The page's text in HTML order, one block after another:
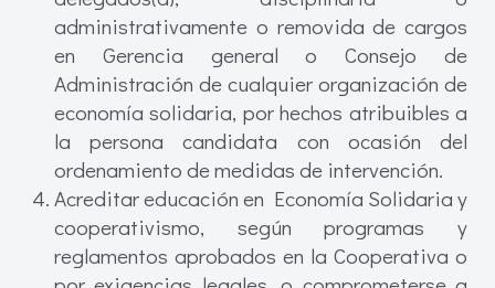
administrativamente o removida de cargos
en Gerencia general o Consejo de
Administración de cualquier organización de
economía solidaria, por hechos atribuibles a
la persona candidata con ocasión del
ordenamiento de medidas de intervención.
Acreditar educación en Economía Solidaria y
cooperativismo, según programas y
reglamentos aprobados en la Cooperativa o